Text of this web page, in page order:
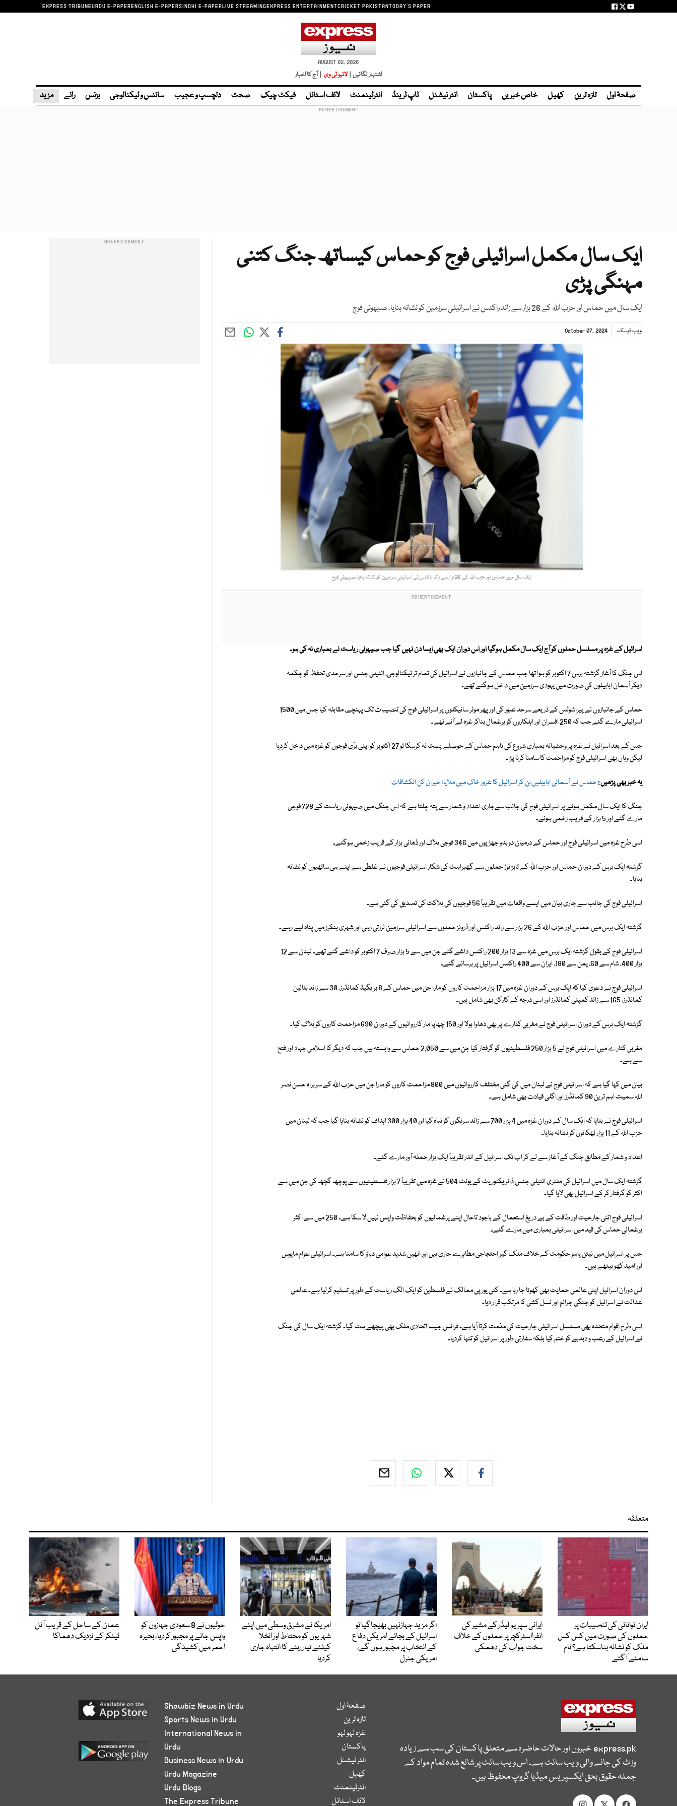
EXPRESS TRIBUNEURDU E-PAPERENGLISH E-PAPERSINDHI E-PAPERLIVE STREAMINGEXPRESS ENTERTAINMENTCRICKET PAKISTANTODAY'S PAPER
AUGUST 02, 2026
اشتہار لگائیں | لائیو ٹی وی | آج کا اخبار
صفحۂ اول تازہ ترین کھیل خاص خبریں پاکستان انٹر نیشنل ٹاپ ٹرینڈ انٹرٹینمنٹ لائف اسٹائل فیکٹ چیک صحت دلچسپ و عجیب سائنس و ٹیکنالوجی بزنس رائے مزید
ایک سال مکمل اسرائیلی فوج کو حماس کیساتھ جنگ کتنی
مہنگی پڑی
ایک سال میں حماس اور حزب اللہ کے 26 ہزار سے زائد راکٹس نے اسرائیلی سرزمین کو نشانہ بنایا، صیہونی فوج
ویب ڈیسک October 07, 2024
ایک سال میں حماس اور حزب اللہ کے 26 ہزار سے زائد راکٹس نے اسرائیلی سرزمین کو نشانہ بنایا، صیہونی فوج
اسرائیل کے غزہ پر مسلسل حملوں کو آج ایک سال مکمل ہوگیا اور اس دوران ایک بھی ایسا دن نہیں گیا جب صیہونی ریاست نے بمباری نہ کی ہو۔
اس جنگ کا آغاز گزشتہ برس 7 اکتوبر کو ہوا تھا جب حماس کے جانبازوں نے اسرائیل کی تمام تر ٹیکنالوجی، انٹیلی جنس اور سرحدی تحفظ کو چکمہ
دیکر آسمان ابابیلوں کی صورت میں یہودی سرزمین میں داخل ہوگئے تھے۔
حماس کے جانبازوں نے پیراشوٹس کے ذریعے سرحد عبور کی اور پھر موٹر سائیکلوں پر اسرائیلی فوج کی تنصیبات تک پہنچے، مقابلہ کیا جس میں 1500
اسرائیلی مارے گئے جب کہ 250 افسران اور اہلکاروں کو یرغمال بناکر غزہ لے آئے تھے۔
جس کے بعد اسرائیل نے غزہ پر وحشیانہ بمباری شروع کی تاہم حماس کے حوصلے پست نہ کرسکا تو 27 اکتوبر کو اپنی برّی فوجوں کو غزہ میں داخل کردیا
لیکن وہاں بھی اسرائیلی فوج کو مزاحمت کا سامنا کرنا پڑا۔
یہ خبر بھی پڑھیں :حماس نے آسمانی ابابیلیں بن کر اسرائیل کا غرور خاک میں ملایا؛ حیران کن انکشافات
جنگ کا ایک سال مکمل ہونے پر اسرائیلی فوج کی جانب سےجاری اعداد و شمار سے پتہ چلتا ہے کہ اس جنگ میں صیہونی ریاست کے 728 فوجی
مارے گئے اور 5 ہزار کے قریب زخمی ہوئے۔
اسی طرح غزہ میں اسرائیلی فوج اور حماس کے درمیان دوبدو جھڑپوں میں 346 فوجی ہلاک اور ڈھائی ہزار کے قریب زخمی ہوگئے۔
گزشتہ ایک برس کے دوران حماس اور حزب اللہ کے تابڑ توڑ حملوں سے گھبراہٹ کی شکار اسرائیلی فوجیوں نے غلطی سے اپنے ہی ساتھیوں کو نشانہ
بنایا۔
اسرائیلی فوج کی جانب سے جاری بیان میں ایسے واقعات میں تقریباً 56 فوجیوں کی ہلاکت کی تصدیق کی گئی ہے۔
گزشتہ ایک برس میں حماس اور حزب اللہ کے 26 ہزار سے زائد راکٹس اور ڈرونز حملوں سے اسرائیلی سرزمین لرزتی رہی اور شہری بنکرز میں پناہ لیے رہے۔
اسرائیلی فوج کے بقول گزشتہ ایک برس میں غزہ سے 13 ہزار 200 راکٹس داغے گئے جن میں سے 5 ہزار صرف 7 اکتوبر کو داغے گئے تھے۔ لبنان سے 12
ہزار 400، شام سے 60، یمن سے 180، ایران سے 400 راکٹس اسرائیل پر برسائے گئے۔
اسرائیلی فوج نے دعویٰ کیا کہ ایک برس کے دوران غزہ میں 17 ہزار مزاحمت کاروں کو مارا جن میں حماس کے 8 بریگیڈ کمانڈرز، 30 سے زائد بٹالین
کمانڈرز، 165 سے زائد کمپنی کمانڈرز اور اسی درجہ کے کارکن بھی شامل ہیں۔
گزشتہ ایک برس کے دوران اسرائیلی فوج نے مغربی کنارے پر بھی دھاوا بولا اور 150 چھاپا مار کارروائیوں کے دوران 690 مزاحمت کاروں کو ہلاک کیا۔
مغربی کنارے میں اسرائیلی فوج نے 5 ہزار 250 فلسطینیوں کو گرفتار کیا جن میں سے 2,050 حماس سے وابستہ ہیں جب کہ دیگر کا اسلامی جہاد اور فتح
سے ہے۔
بیان میں کہا گیا ہے کہ اسرائیلی فوج نے لبنان میں کی گئی مختلف کارروائیوں میں 800 مزاحمت کاروں کو مارا جن میں حزب اللہ کے سربراہ حسن نصر
اللہ سمیت اہم ترین 90 کمانڈرز اور اگلی قیادت بھی شامل ہے۔
اسرائیلی فوج نے بتایا کہ ایک سال کے دوران غزہ میں 4 ہزار 700 سے زائد سرنگوں کو تباہ کیا اور 40 ہزار 300 اہداف کو نشانہ بنایا گیا جب کہ لبنان میں
حزب اللہ کے 11 ہزار ٹھکانوں کو نشانہ بنایا۔
اعداد و شمار کے مطابق جنگ کے آغاز سے لے کر اب تک اسرائیل کے اندر تقریباً ایک ہزار حملہ آور مارے گئے۔
گزشتہ ایک سال میں اسرائیل کی ملٹری انٹیلی جنس ڈائریکٹوریٹ کے یونٹ 504 نے غزہ میں تقریباً 7 ہزار فلسطینیوں سے پوچھ گچھ کی جن میں سے
اکثر کو گرفتار کر کے اسرائیل بھی لایا گیا۔
اسرائیلی فوج اتنی جارحیت اور طاقت کے بے دریغ استعمال کے باجود تاحال اپنے یرغمالیوں کو بحفاظت واپس نہیں لا سکا ہے۔ 250 میں سے اکثر
یرغمالی حماس کی قید میں اسرائیلی بمباری میں مارے گئے۔
جس پر اسرائیل میں نیتن یاہو حکومت کے خلاف ملک گیر احتجاجی مظاہرے جاری ہیں اور انھیں شدید عوامی دباؤ کا سامنا ہے۔ اسرائیلی عوام مایوس
اور امید کھو بیٹھے ہیں۔
اس دوران اسرائیل اپنی عالمی حمایت بھی کھوتا جا رہا ہے۔ کئی یورپی ممالک نے فلسطین کو ایک الگ ریاست کے طور پر تسلیم کرلیا ہے۔ عالمی
عدالت نے اسرائیل کو جنگی جرائم اور نسل کشی کا مرتکب قرار دیا۔
اسی طرح اقوام متحدہ بھی مسلسل اسرائیلی جارحیت کی مذمت کرتا آیا ہے۔ فرانس جیسا اتحادی ملک بھی پیچھے ہٹ گیا۔ گزشتہ ایک سال کی جنگ
نے اسرائیل کے رعب و دبدبے کو ختم کیا بلکہ سفارتی طور پر اسرائیل کو تنہا کردیا۔
متعلقہ
ایران توانائی کی تنصیبات پر
حملوں کی صورت میں کس کس
ملک کو نشانہ بناسکتا ہے؟ نام
سامنے آگئے
ایرانی سپریم لیڈر کے مشیر کی
انفرااسٹرکچر پر حملوں کے خلاف
سخت جواب کی دھمکی
اگر مزید جہازنہیں بھیجاگیا تو
اسرائیل کے بجائے امریکی دفاع
کے انتخاب پر مجبور ہوں گے،
امریکی جنرل
امریکا نے مشرق وسطیٰ میں اپنے
شہریوں کو محتاط اور انخلا
کیلئے تیار رہنے کا انتباہ جاری
کردیا
حوثیوں نے 8 سعودی جہازوں کو
واپس جانے پر مجبور کردیا، بحیرہ
احمر میں کشیدگی
عمان کے ساحل کے قریب آئل
ٹینکر کے نزدیک دھماکا
express.pkخبروں اور حالات حاضرہ سے متعلق پاکستان کی سب سے زیادہ
وزٹ کی جانے والی ویب سائٹ ہے۔ اس ویب سائٹ پر شائع شدہ تمام مواد کے
جملہ حقوق بحق ایکسپریس میڈیا گروپ محفوظ ہیں۔
صفحۂ اول
تازہ ترین
غزہ لہو لہو
پاکستان
انٹر نیشنل
کھیل
انٹرٹینمنٹ
لائف اسٹائل
Showbiz News in Urdu
Sports News in Urdu
International News in
Urdu
Business News in Urdu
Urdu Magazine
Urdu Blogs
The Express Tribune